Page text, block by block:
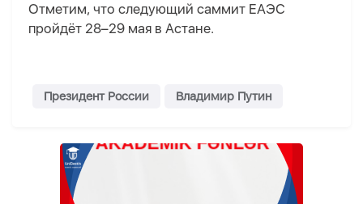
Отметим, что следующий саммит ЕАЭС
пройдёт 28–29 мая в Астане.
Президент России Владимир Путин